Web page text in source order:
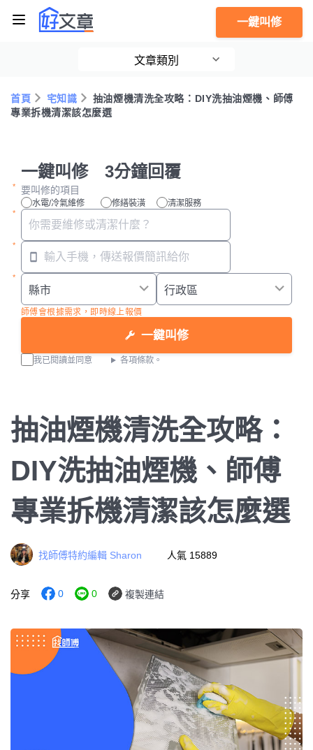
一鍵叫修
文章類別
首頁 宅知識
抽油煙機清洗全攻略：DIY洗抽油煙機、師傅
專業拆機清潔該怎麼選
一鍵叫修 3分鐘回覆
要叫修的項目
水電/冷氣維修 修繕裝潢 清潔服務
師傅會根據需求，即時線上報價
一鍵叫修
我已閱讀並同意 各項條款。
抽油煙機清洗全攻略：
DIY洗抽油煙機、師傅
專業拆機清潔該怎麼選
找師傅特約編輯 Sharon 人氣 15889
分享 0 0 複製連結